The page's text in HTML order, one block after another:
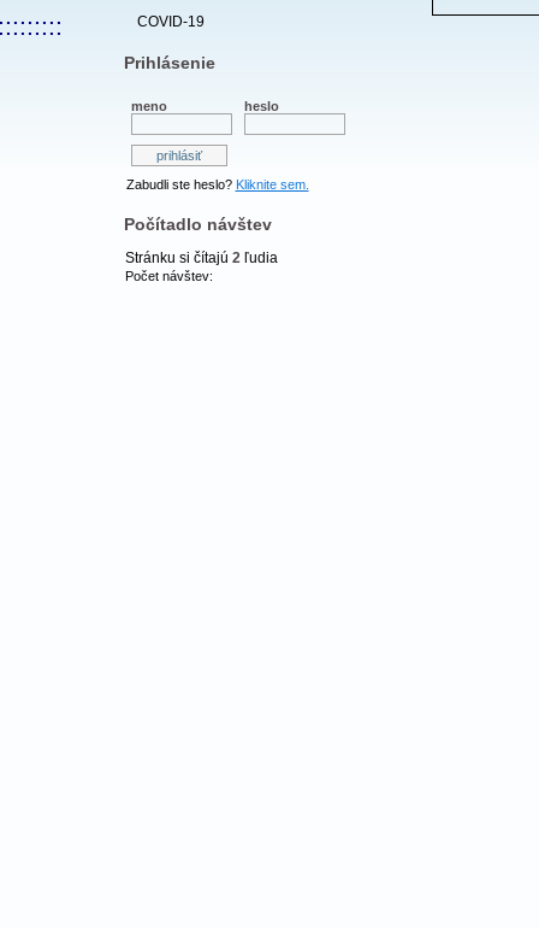
COVID-19
Prihlásenie
meno heslo
Zabudli ste heslo? Kliknite sem.
Počítadlo návštev
Stránku si čítajú 2ľudia
Počet návštev: